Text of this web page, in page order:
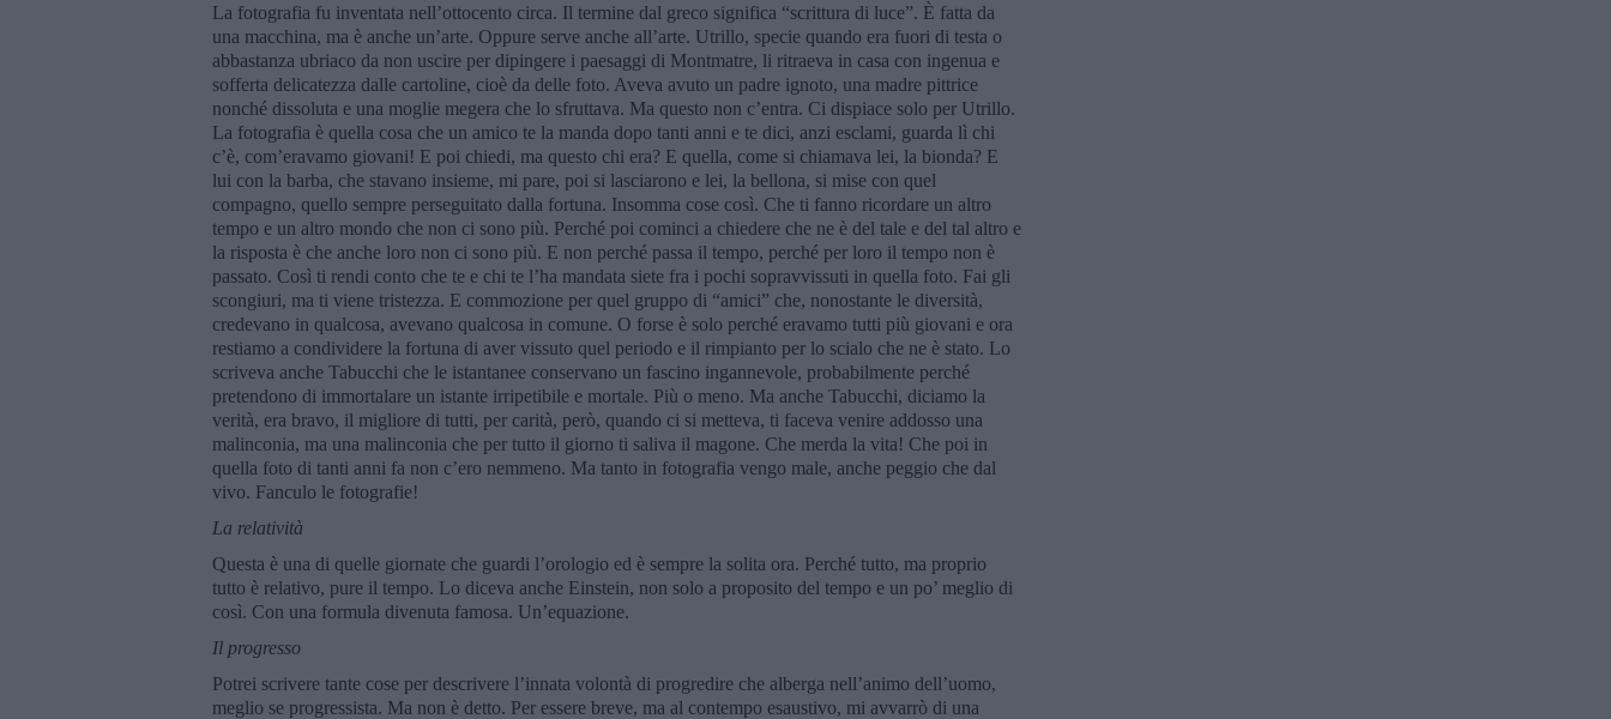
La fotografia fu inventata nell’ottocento circa. Il termine dal greco significa “scrittura di luce”. È fatta da
una macchina, ma è anche un’arte. Oppure serve anche all’arte. Utrillo, specie quando era fuori di testa o
abbastanza ubriaco da non uscire per dipingere i paesaggi di Montmatre, li ritraeva in casa con ingenua e
sofferta delicatezza dalle cartoline, cioè da delle foto. Aveva avuto un padre ignoto, una madre pittrice
nonché dissoluta e una moglie megera che lo sfruttava. Ma questo non c’entra. Ci dispiace solo per Utrillo.
La fotografia è quella cosa che un amico te la manda dopo tanti anni e te dici, anzi esclami, guarda lì chi
c’è, com’eravamo giovani! E poi chiedi, ma questo chi era? E quella, come si chiamava lei, la bionda? E
lui con la barba, che stavano insieme, mi pare, poi si lasciarono e lei, la bellona, si mise con quel
compagno, quello sempre perseguitato dalla fortuna. Insomma cose così. Che ti fanno ricordare un altro
tempo e un altro mondo che non ci sono più. Perché poi cominci a chiedere che ne è del tale e del tal altro e
la risposta è che anche loro non ci sono più. E non perché passa il tempo, perché per loro il tempo non è
passato. Così ti rendi conto che te e chi te l’ha mandata siete fra i pochi sopravvissuti in quella foto. Fai gli
scongiuri, ma ti viene tristezza. E commozione per quel gruppo di “amici” che, nonostante le diversità,
credevano in qualcosa, avevano qualcosa in comune. O forse è solo perché eravamo tutti più giovani e ora
restiamo a condividere la fortuna di aver vissuto quel periodo e il rimpianto per lo scialo che ne è stato. Lo
scriveva anche Tabucchi che le istantanee conservano un fascino ingannevole, probabilmente perché
pretendono di immortalare un istante irripetibile e mortale. Più o meno. Ma anche Tabucchi, diciamo la
verità, era bravo, il migliore di tutti, per carità, però, quando ci si metteva, ti faceva venire addosso una
malinconia, ma una malinconia che per tutto il giorno ti saliva il magone. Che merda la vita! Che poi in
quella foto di tanti anni fa non c’ero nemmeno. Ma tanto in fotografia vengo male, anche peggio che dal
vivo. Fanculo le fotografie!
La relatività
Questa è una di quelle giornate che guardi l’orologio ed è sempre la solita ora. Perché tutto, ma proprio
tutto è relativo, pure il tempo. Lo diceva anche Einstein, non solo a proposito del tempo e un po’ meglio di
così. Con una formula divenuta famosa. Un’equazione.
Il progresso
Potrei scrivere tante cose per descrivere l’innata volontà di progredire che alberga nell’animo dell’uomo,
meglio se progressista. Ma non è detto. Per essere breve, ma al contempo esaustivo, mi avvarrò di una